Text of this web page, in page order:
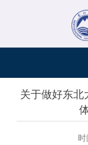
关于做好东北
时